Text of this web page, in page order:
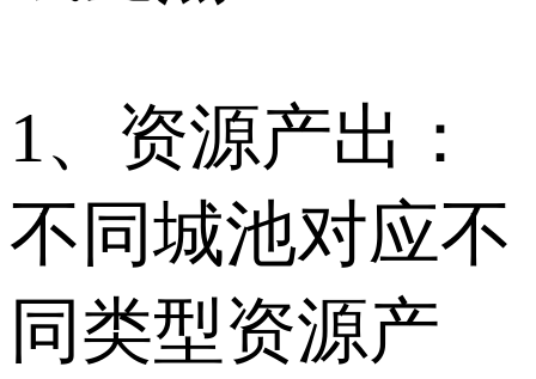
1、资源产出：
不同城池对应不
同类型资源产